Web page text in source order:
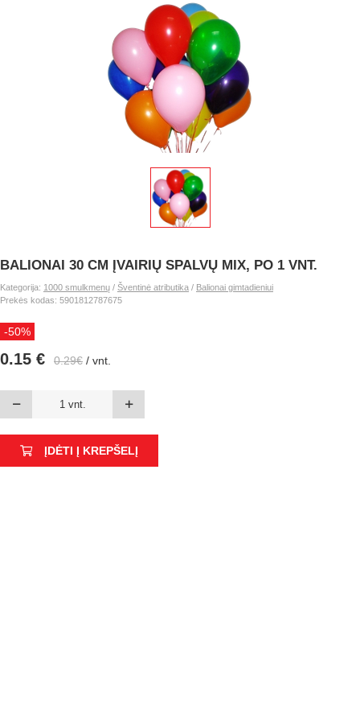
BALIONAI 30 CM ĮVAIRIŲ SPALVŲ MIX, PO 1 VNT.
Kategorija: 1000 smulkmenų / Šventinė atributika / Balionai gimtadieniui
Prekės kodas: 5901812787675
-50%
0.15 € 0.29€ / vnt.
ĮDĖTI Į KREPŠELĮ